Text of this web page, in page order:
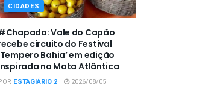
CIDADES
Vale do Capão
circuito do Festival
Bahia’ em edição
na Mata Atlântica
ESTAGIÁRIO 2 2026/08/05